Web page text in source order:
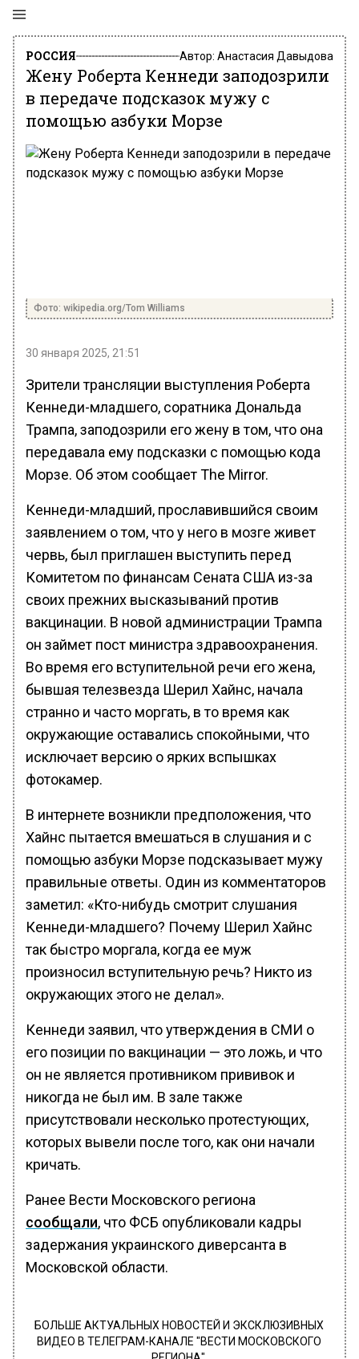
РОССИЯ Автор: Анастасия Давыдова
Жену Роберта Кеннеди заподозрили
в передаче подсказок мужу с
помощью азбуки Морзе
Фото: wikipedia.org/Tom Williams
30 января 2025, 21:51
Зрители трансляции выступления Роберта
Кеннеди-младшего, соратника Дональда
Трампа, заподозрили его жену в том, что она
передавала ему подсказки с помощью кода
Морзе. Об этом сообщает The Mirror.
Кеннеди-младший, прославившийся своим
заявлением о том, что у него в мозге живет
червь, был приглашен выступить перед
Комитетом по финансам Сената США из-за
своих прежних высказываний против
вакцинации. В новой администрации Трампа
он займет пост министра здравоохранения.
Во время его вступительной речи его жена,
бывшая телезвезда Шерил Хайнс, начала
странно и часто моргать, в то время как
окружающие оставались спокойными, что
исключает версию о ярких вспышках
фотокамер.
В интернете возникли предположения, что
Хайнс пытается вмешаться в слушания и с
помощью азбуки Морзе подсказывает мужу
правильные ответы. Один из комментаторов
заметил: «Кто-нибудь смотрит слушания
Кеннеди-младшего? Почему Шерил Хайнс
так быстро моргала, когда ее муж
произносил вступительную речь? Никто из
окружающих этого не делал».
Кеннеди заявил, что утверждения в СМИ о
его позиции по вакцинации — это ложь, и что
он не является противником прививок и
никогда не был им. В зале также
присутствовали несколько протестующих,
которых вывели после того, как они начали
кричать.
Ранее Вести Московского региона
сообщали, что ФСБ опубликовали кадры
задержания украинского диверсанта в
Московской области.
БОЛЬШЕ АКТУАЛЬНЫХ НОВОСТЕЙ И ЭКСКЛЮЗИВНЫХ
ВИДЕО В ТЕЛЕГРАМ-КАНАЛЕ "ВЕСТИ МОСКОВСКОГО